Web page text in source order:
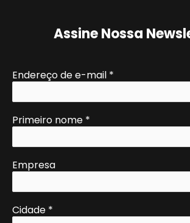
Assine Nossa
Endereço de e-mail *
Primeiro nome *
Empresa
Cidade *